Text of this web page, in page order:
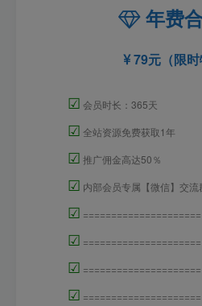
年费
79元（限时
☑ 会员时长：365天
☑ 全站资源免费获取1年
☑ 推广佣金高达50％
☑ 内部会员专属【微信】交流
☑ =====================
☑ =====================
☑ =====================
☑ =====================